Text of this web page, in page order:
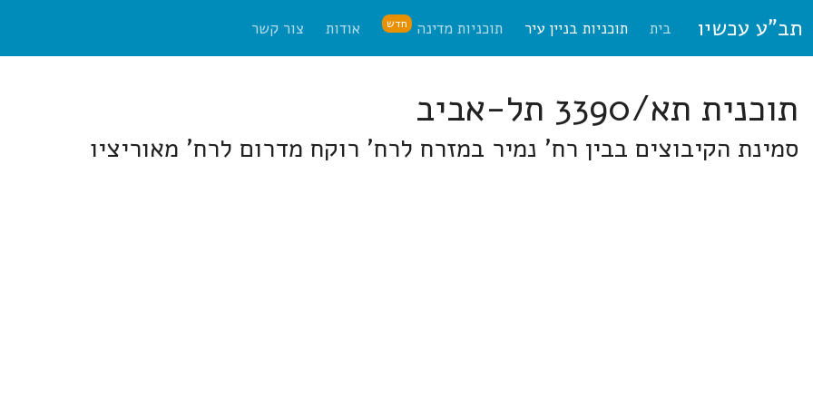
תב"ע עכשיו בית תוכניות בניין עיר תוכניות מדינה חדש אודות צור קשר
תוכנית תא/3390 תל-אביב
סמינת הקיבוצים בבין רח' נמיר במזרח לרח' רוקח מדרום לרח' מאוריציו